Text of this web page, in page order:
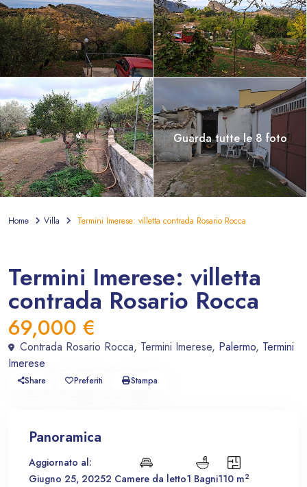
Guarda tutte le 8 foto
Home Villa Termini Imerese: villetta contrada Rosario Rocca
Termini Imerese: villetta
contrada Rosario Rocca
69,000 €
Contrada Rosario Rocca, Termini Imerese, Palermo, Termini
Imerese
Share Preferiti Stampa
Panoramica
Aggiornato al:
Giugno 25, 20252 Camere da letto1 Bagni110 m2